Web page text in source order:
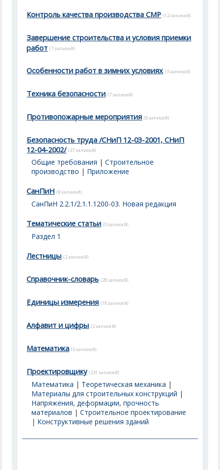
Контроль качества производства СМР (12 записей)
Завершение строительства и условия приемки
работ (7 записей)
Особенности работ в зимних условиях (3 записей)
Техника безопасности (7 записей)
Противопожарные мероприятия (8 записей)
Безопасность труда /СНиП 12-03-2001, СНиП
12-04-2002/ (37 записей)
Общие требования |Строительное
производство | Приложение
СанПиН (9 записей)
СанПиН 2.2.1/2.1.1.1200-03. Новая редакция
Тематические статьи (0 записей)
Раздел 1
Лестницы (2 записей)
Справочник-словарь (28 записей)
Единицы измерения (18 записей)
Алфавит и цифры (2 записей)
Математика (5 записей)
Проектировщику (231 записей)
Математика | Теоретическая механика |
Материалы для строительных конструкций |
Напряжения, деформации, прочность
материалов |Строительное проектирование
| Конструктивные решения зданий